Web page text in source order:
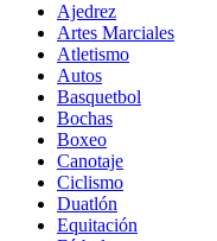
Ajedrez
Artes Marciales
Atletismo
Autos
Basquetbol
Bochas
Boxeo
Canotaje
Ciclismo
Duatlón
Equitación